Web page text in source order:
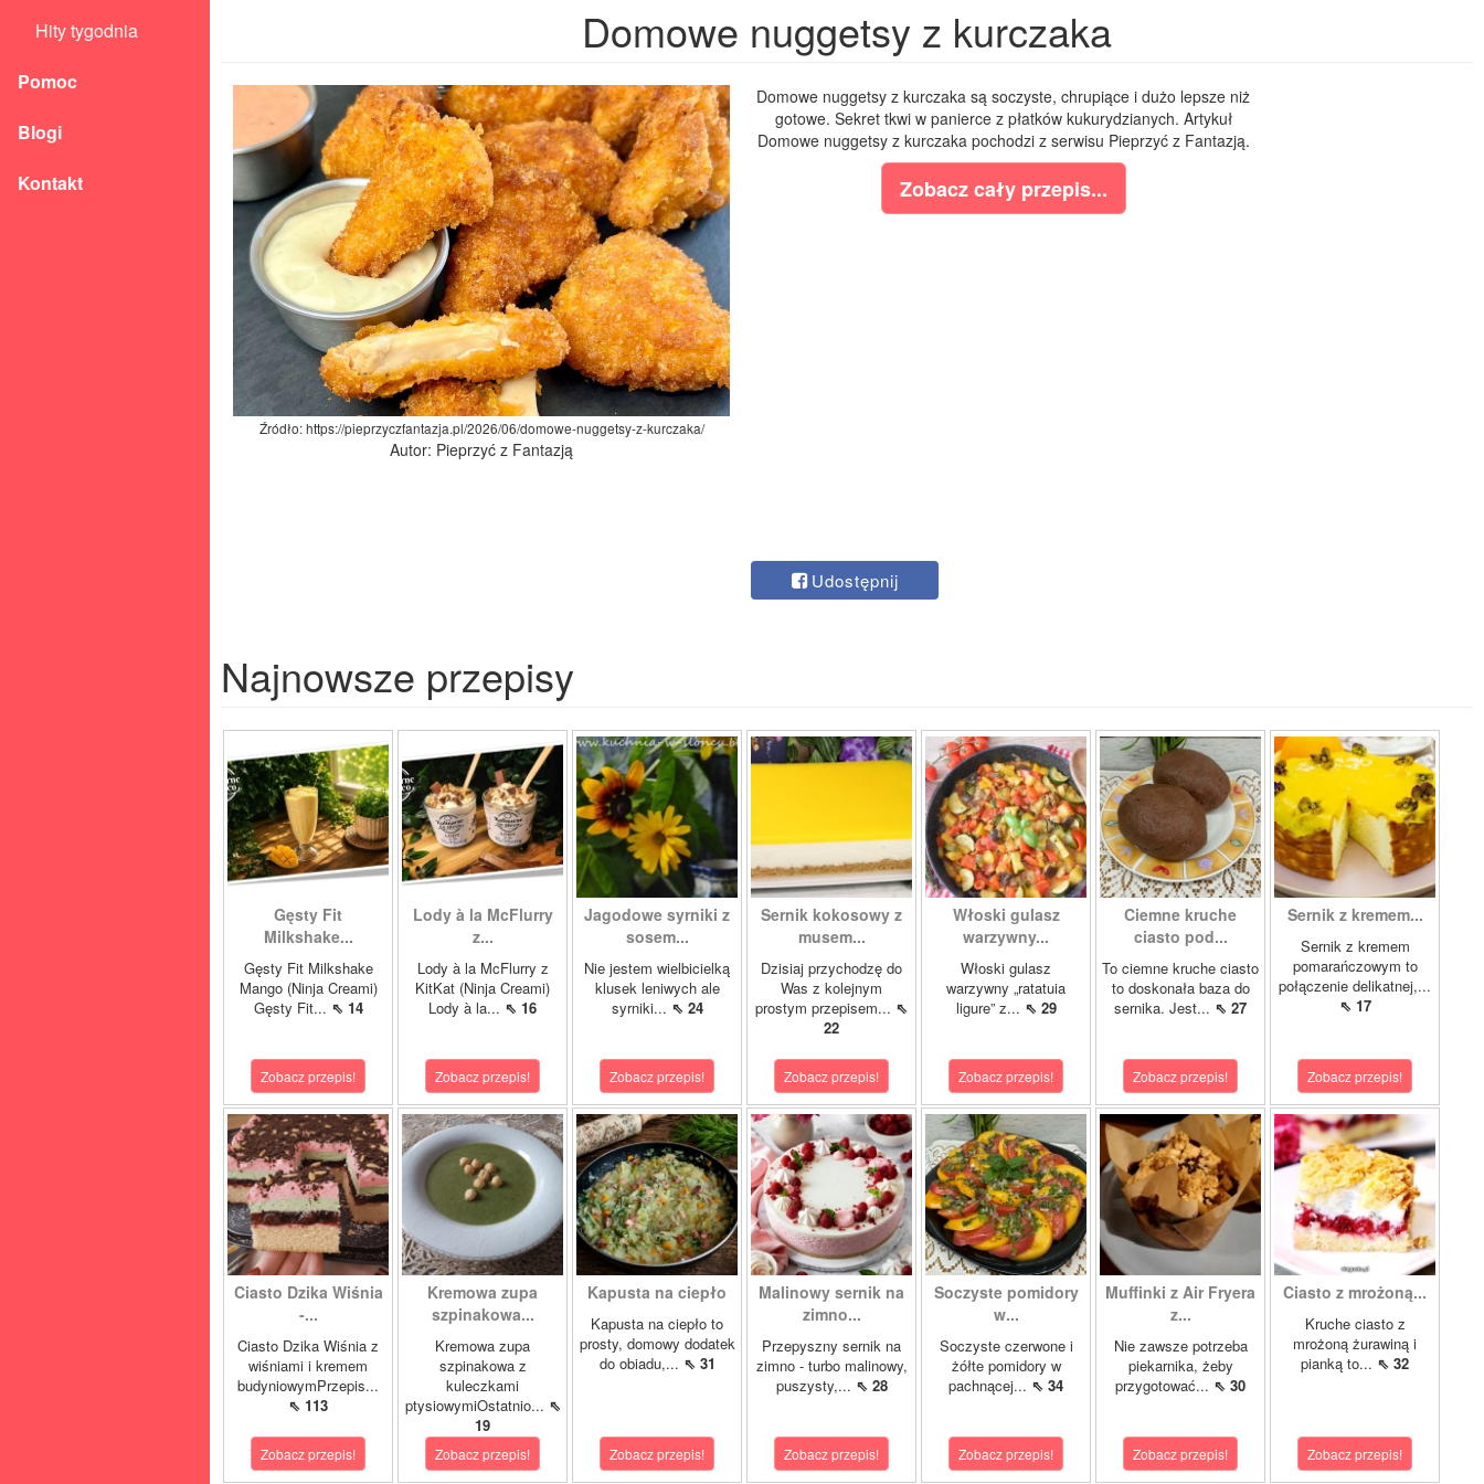
Hity tygodnia
Pomoc
Blogi
Kontakt
Domowe nuggetsy z kurczaka
Źródło: https://pieprzyczfantazja.pl/2026/06/domowe-nuggetsy-z-kurczaka/
Autor: Pieprzyć z Fantazją
Domowe nuggetsy z kurczaka są soczyste, chrupiące i dużo lepsze niż
gotowe. Sekret tkwi w panierce z płatków kukurydzianych. Artykuł
Domowe nuggetsy z kurczaka pochodzi z serwisu Pieprzyć z Fantazją.
Zobacz cały przepis...
Udostępnij
Najnowsze przepisy
Gęsty Fit
Milkshake...
Gęsty Fit Milkshake
Mango (Ninja Creami)
Gęsty Fit... ⇖ 14
Zobacz przepis!
Lody à la McFlurry
z...
Lody à la McFlurry z
KitKat (Ninja Creami)
Lody à la... ⇖ 16
Zobacz przepis!
Jagodowe syrniki z
sosem...
Nie jestem wielbicielką
klusek leniwych ale
syrniki... ⇖ 24
Zobacz przepis!
Sernik kokosowy z
musem...
Dzisiaj przychodzę do
Was z kolejnym
prostym przepisem... ⇖
22
Zobacz przepis!
Włoski gulasz
warzywny...
Włoski gulasz
warzywny „ratatuia
ligure” z... ⇖ 29
Zobacz przepis!
Ciemne kruche
ciasto pod...
To ciemne kruche ciasto
to doskonała baza do
sernika. Jest... ⇖ 27
Zobacz przepis!
Sernik z kremem...
Sernik z kremem
pomarańczowym to
połączenie delikatnej,...
⇖ 17
Zobacz przepis!
Ciasto Dzika Wiśnia
-...
Ciasto Dzika Wiśnia z
wiśniami i kremem
budyniowymPrzepis...
⇖ 113
Zobacz przepis!
Kremowa zupa
szpinakowa...
Kremowa zupa
szpinakowa z
kuleczkami
ptysiowymiOstatnio... ⇖
19
Zobacz przepis!
Kapusta na ciepło
Kapusta na ciepło to
prosty, domowy dodatek
do obiadu,... ⇖ 31
Zobacz przepis!
Malinowy sernik na
zimno...
Przepyszny sernik na
zimno - turbo malinowy,
puszysty,... ⇖ 28
Zobacz przepis!
Soczyste pomidory
w...
Soczyste czerwone i
żółte pomidory w
pachnącej... ⇖ 34
Zobacz przepis!
Muffinki z Air Fryera
z...
Nie zawsze potrzeba
piekarnika, żeby
przygotować... ⇖ 30
Zobacz przepis!
Ciasto z mrożoną...
Kruche ciasto z
mrożoną żurawiną i
pianką to... ⇖ 32
Zobacz przepis!